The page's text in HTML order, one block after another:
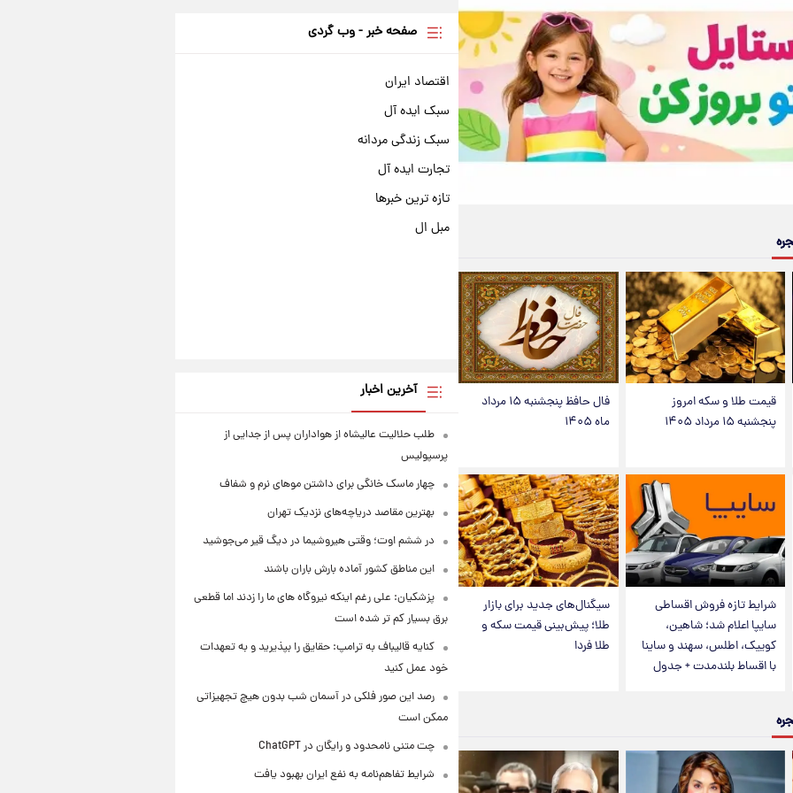
قیمت طلا و سکه امروز
پنجشنبه ۱۵ مرداد ۱۴۰۵
فال حافظ پنجشنبه ۱۵ مرداد
ماه ۱۴۰۵
شرایط تازه فروش اقساطی
سایپا اعلام شد؛ شاهین،
کوییک، اطلس، سهند و ساینا
با اقساط بلندمدت + جدول
سیگنال‌های جدید برای بازار
طلا؛ پیش‌بینی قیمت سکه و
طلا فردا
صفحه خبر - وب گردی
اقتصاد ایران
سبک ایده آل
سبک زندگی مردانه
تجارت ایده آل
تازه ترین خبرها
مبل ال
آخرین اخبار
طلب حلالیت عالیشاه از هواداران پس از جدایی از
پرسپولیس
چهار ماسک خانگی برای داشتن موهای نرم و شفاف
بهترین مقاصد دریاچه‌های نزدیک تهران
در ششم اوت؛ وقتی هیروشیما در دیگ قیر می‌جوشید
این مناطق کشور آماده بارش باران باشند
پزشکیان: علی رغم اینکه نیروگاه های ما را زدند اما قطعی
برق بسیار کم تر شده است
کنایه قالیباف به ترامپ: حقایق را بپذیرید و به تعهدات
خود عمل کنید
رصد این صور فلکی در آسمان شب بدون هیچ تجهیزاتی
ممکن است
چت متنی نامحدود و رایگان در ChatGPT
شرایط تفاهم‌نامه به نفع ایران بهبود یافت